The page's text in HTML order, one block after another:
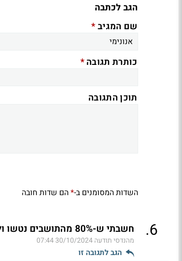
הגב לכתבה
שם המגיב*
כותרת תגובה*
תוכן התגובה
השדות המסומנים ב-*הם שדות חובה
6
. חשבתי ש-80% מהתושבים נטשו ולא מתכננים לחזור. חחח (ל"ת)
מהנדסי תודעה30/10/2024 07:44
הגב לתגובה זו